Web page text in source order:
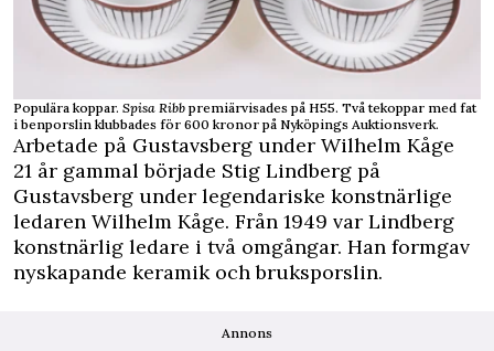
Populära koppar. Spisa Ribb premiärvisades på H55. Två tekoppar med fat
i benporslin klubbades för 600 kronor på Nyköpings Auktionsverk.
Arbetade på Gustavsberg under Wilhelm Kåge
21 år gammal började Stig Lindberg på
Gustavsberg under legendariske konstnärlige
ledaren Wilhelm Kåge. Från 1949 var Lindberg
konstnärlig ledare i två omgångar. Han formgav
nyskapande keramik och bruksporslin.
Annons